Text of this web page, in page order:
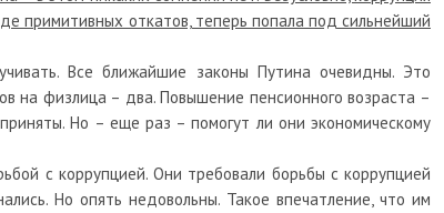
примитивных откатов, теперь попала под сильнейший
Все ближайшие законы Путина очевидны. Это
на физлица – два. Повышение пенсионного возраста –
Но – еще раз – помогут ли они экономическому
с коррупцией. Они требовали борьбы с коррупцией
Но опять недовольны. Такое впечатление, что им